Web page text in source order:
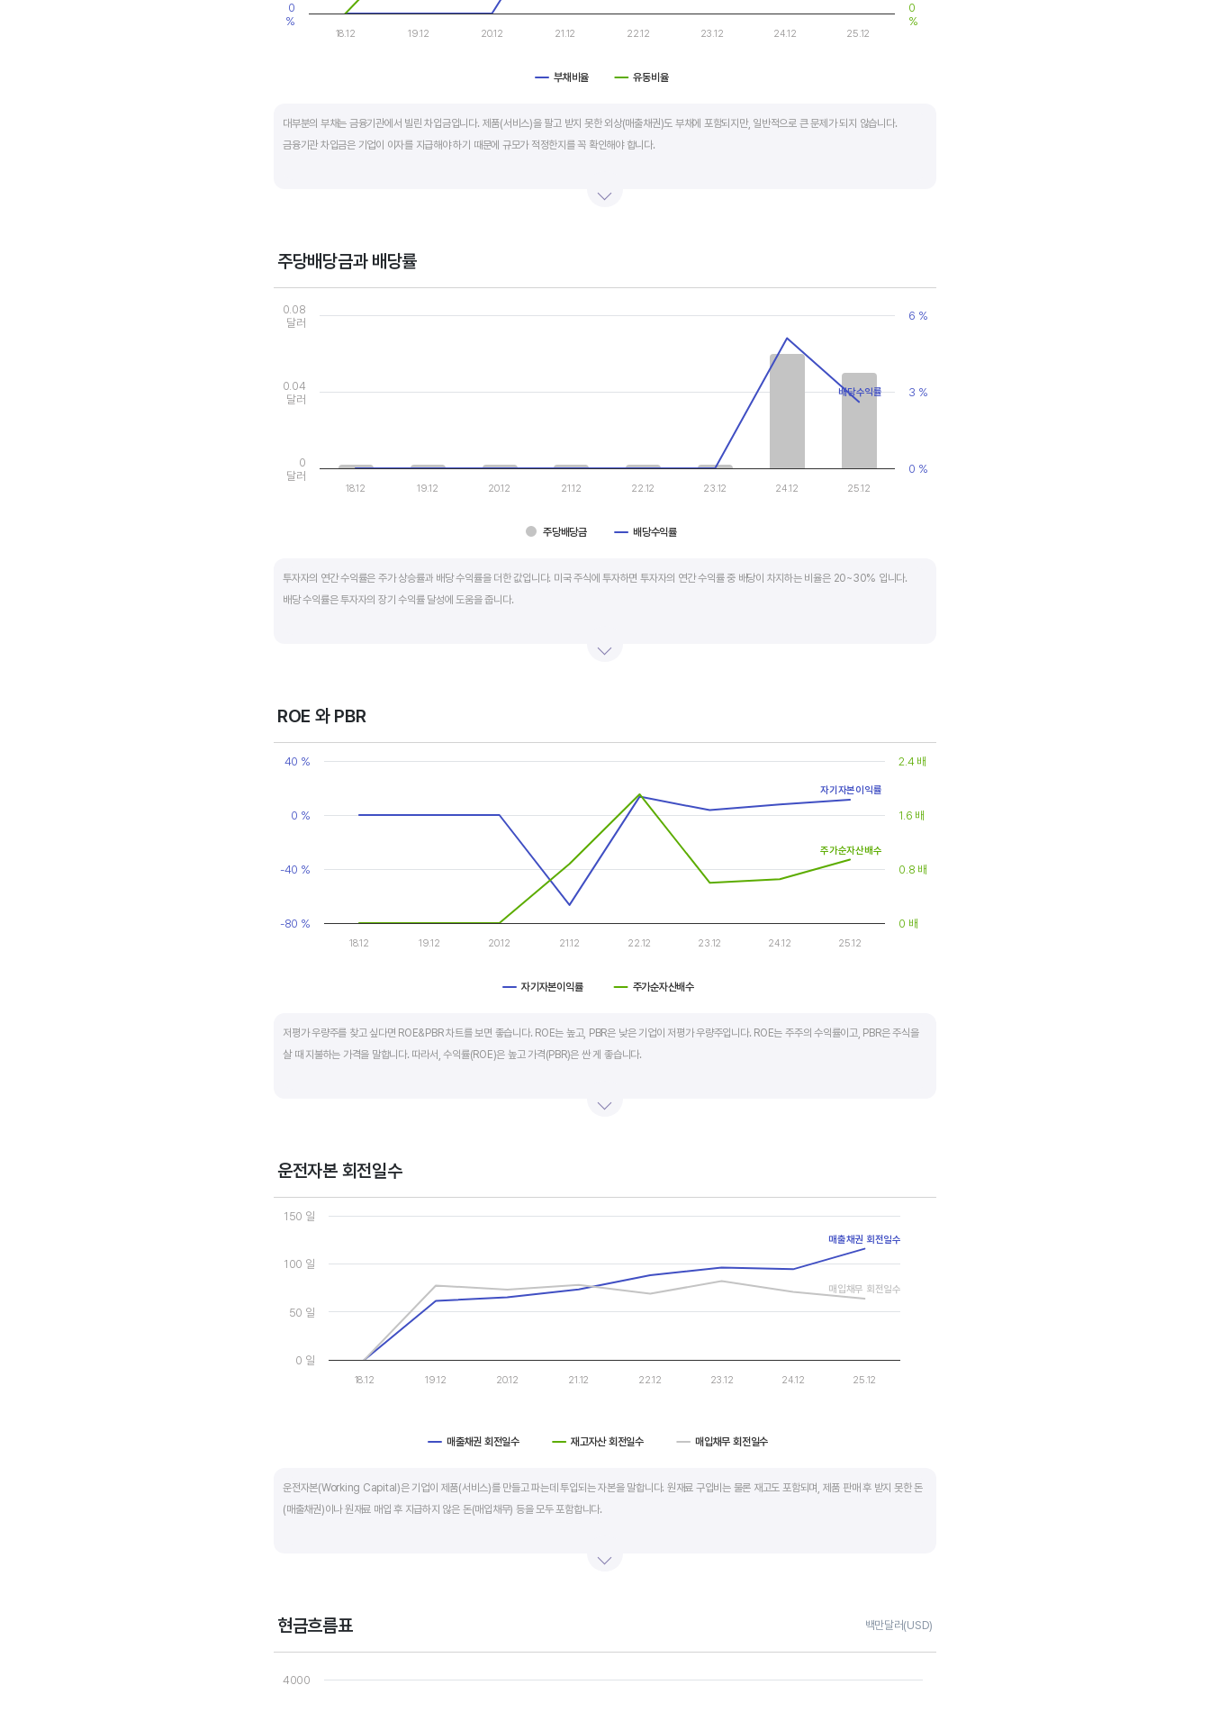
부채비율 유동비율
18.12 19.12 20.12 21.12 22.12 23.12 24.12 25.12
0
%
0
%
대부분의 부채는 금융기관에서 빌린 차입금입니다. 제품(서비스)을 팔고 받지 못한 외상(매출채권)도 부채에 포함되지만, 일반적으로 큰 문제가 되지 않습니다.
금융기관 차입금은 기업이 이자를 지급해야 하기 때문에 규모가 적정한지를 꼭 확인해야 합니다.
주당배당금과 배당률
Chart
Combination chart with 2 data series.
View as data table, Chart
주당배당금 배당수익률
18.12 19.12 20.12 21.12 22.12 23.12 24.12 25.12
0
달러
0.04
달러
0.08
달러
0 %
3 %
6 %
배당수익률
투자자의 연간 수익률은 주가 상승률과 배당 수익률을 더한 값입니다. 미국 주식에 투자하면 투자자의 연간 수익률 중 배당이 차지하는 비율은 20~30% 입니다.
배당 수익률은 투자자의 장기 수익률 달성에 도움을 줍니다.
매력이 있는 기업이고 배당수익률은 높을수록 좋습니다.
ROE 와 PBR
Chart
Line chart with 2 lines.
The chart has 2 Y axes displaying values, and values.
자기자본이익률 주가순자산배수
18.12 19.12 20.12 21.12 22.12 23.12 24.12 25.12
-80 %
-40 %
0 %
40 %
0 배
0.8 배
1.6 배
2.4 배
자기자본이익률
주가순자산배수
저평가 우량주를 찾고 싶다면 ROE&PBR 차트를 보면 좋습니다. ROE는 높고, PBR은 낮은 기업이 저평가 우량주입니다. ROE는 주주의 수익률이고, PBR은 주식을
살 때 지불하는 가격을 말합니다. 따라서, 수익률(ROE)은 높고 가격(PBR)은 싼 게 좋습니다.
ROE는 자기자본이익률이라고 하며 (순이익/자본총계)*100% 로 계산합니다. PBR은 주가순자산배수라고 하며 (시가총액/자본총계)로 계산합니다. 동종 산업 내
운전자본 회전일수
Chart
Line chart with 3 lines.
The chart has 2 Y axes displaying values, and values.
매출채권 회전일수 재고자산 회전일수 매입채무 회전일수
18.12 19.12 20.12 21.12 22.12 23.12 24.12 25.12
0 일
50 일
100 일
150 일
매출채권 회전일수
매입채무 회전일수
운전자본(Working Capital)은 기업이 제품(서비스)를 만들고 파는데 투입되는 자본을 말합니다. 원재료 구입비는 물론 재고도 포함되며, 제품 판매 후 받지 못한 돈
(매출채권)이나 원재료 매입 후 지급하지 않은 돈(매입채무) 등을 모두 포함합니다.
운전자본 회전일수는 낮을 수록 좋습니다. 운전자본 회전일수가 낮으면 회사의 현금 회전이 빠릅니다. 현금 → 원재료 → 제품 → 매출채권 → 현금으로 회수되는
운전자본 회전일수는 매출채권 회전일수 + 재고자산 회전일수 - 매입채무 회전일수로 계산합니다. 매출채권 회전일수는 제품 판매 후 거래처로부터 현금으로
현금흐름표 백만달러(USD)
Chart
View as data table, Chart
4000